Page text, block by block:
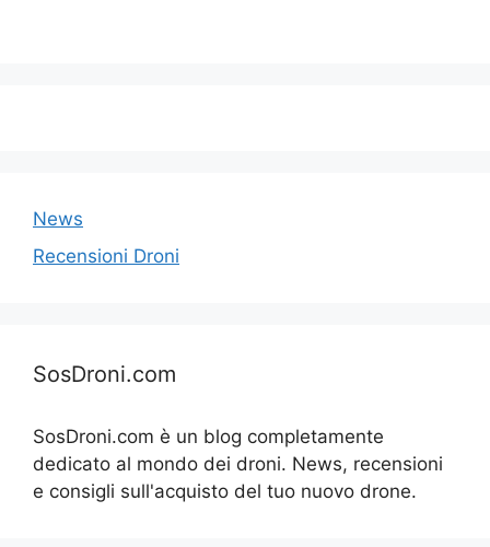
News
Recensioni Droni
SosDroni.com
SosDroni.com è un blog completamente
dedicato al mondo dei droni. News, recensioni
e consigli sull'acquisto del tuo nuovo drone.